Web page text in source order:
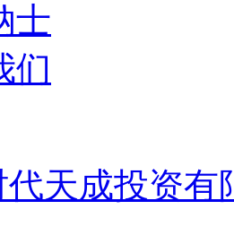
士
们
代天成投资有